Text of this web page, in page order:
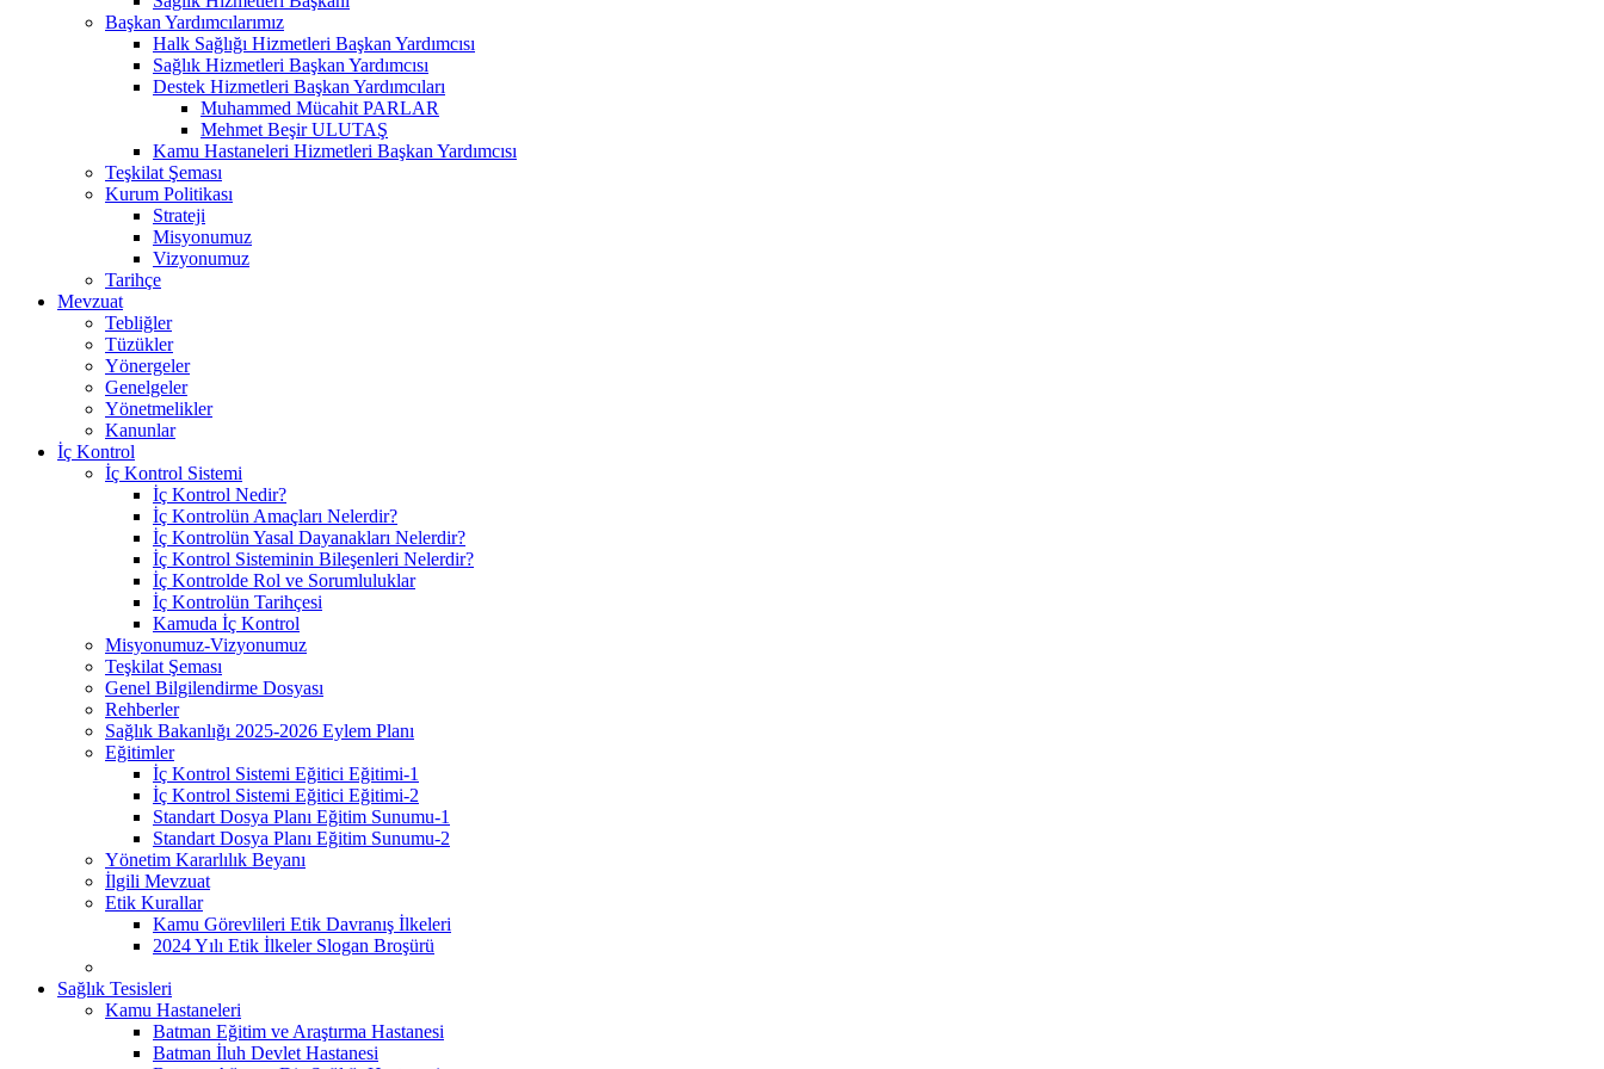
Başkan Yardımcılarımız
Halk Sağlığı Hizmetleri Başkan Yardımcısı
Sağlık Hizmetleri Başkan Yardımcısı
Destek Hizmetleri Başkan Yardımcıları
Muhammed Mücahit PARLAR
Mehmet Beşir ULUTAŞ
Kamu Hastaneleri Hizmetleri Başkan Yardımcısı
Teşkilat Şeması
Kurum Politikası
Strateji
Misyonumuz
Vizyonumuz
Tarihçe
Mevzuat
Tebliğler
Tüzükler
Yönergeler
Genelgeler
Yönetmelikler
Kanunlar
İç Kontrol
İç Kontrol Sistemi
İç Kontrol Nedir?
İç Kontrolün Amaçları Nelerdir?
İç Kontrolün Yasal Dayanakları Nelerdir?
İç Kontrol Sisteminin Bileşenleri Nelerdir?
İç Kontrolde Rol ve Sorumluluklar
İç Kontrolün Tarihçesi
Kamuda İç Kontrol
Misyonumuz-Vizyonumuz
Teşkilat Şeması
Genel Bilgilendirme Dosyası
Rehberler
Sağlık Bakanlığı 2025-2026 Eylem Planı
Eğitimler
İç Kontrol Sistemi Eğitici Eğitimi-1
İç Kontrol Sistemi Eğitici Eğitimi-2
Standart Dosya Planı Eğitim Sunumu-1
Standart Dosya Planı Eğitim Sunumu-2
Yönetim Kararlılık Beyanı
İlgili Mevzuat
Etik Kurallar
Kamu Görevlileri Etik Davranış İlkeleri
2024 Yılı Etik İlkeler Slogan Broşürü
Sağlık Tesisleri
Kamu Hastaneleri
Batman Eğitim ve Araştırma Hastanesi
Batman İluh Devlet Hastanesi